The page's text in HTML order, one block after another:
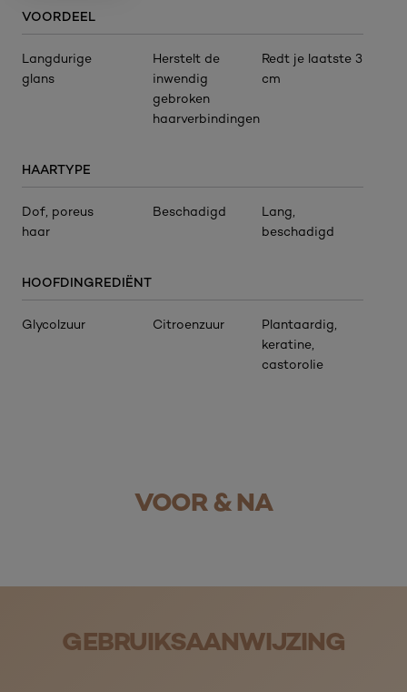
VOORDEEL
Langdurige
glans
HAARTYPE
Dof, poreus
haar
HOOFDINGREDIËNT​
Glycolzuur
Herstelt de
inwendig
gebroken
haarverbindingen​
Beschadigd
Citroenzuur
Redt je laatste 3
cm​
Lang,
beschadigd
Plantaardig,
keratine,
castorolie
VOOR & NA
Voor
GEBRUIKSAANWIJZING